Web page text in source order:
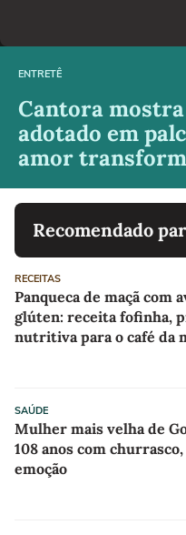
ENTRETÊ
Cantora
adotado em
amor
Recomendado
RECEITAS
Panqueca de maçã com
glúten: receita fofinha,
nutritiva para o café da
SAÚDE
Mulher mais velha de
108 anos com
emoção